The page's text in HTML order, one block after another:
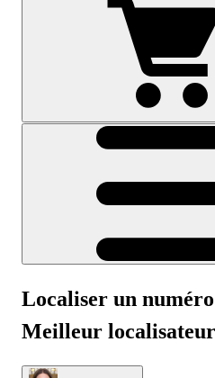
Localiser un
Meilleur localisateur